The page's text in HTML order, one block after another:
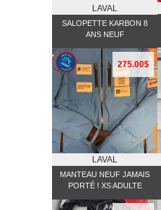
LAVAL
SALOPETTE KARBON 8
ANS NEUF
275.00$
LAVAL
MANTEAU NEUF JAMAIS
PORTÉ ! XS ADULTE